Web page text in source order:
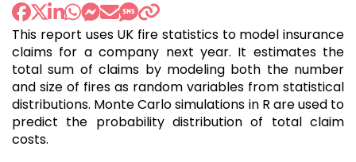
This report uses UK fire statistics to model insurance
claims for a company next year. It estimates the
total sum of claims by modeling both the number
and size of fires as random variables from statistical
distributions. Monte Carlo simulations in R are used to
predict the probability distribution of total claim
costs.